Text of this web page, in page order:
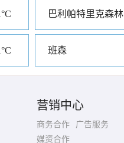
巴利帕特里克森林
班森
营销中心
商务合作
广告服务
媒资合作